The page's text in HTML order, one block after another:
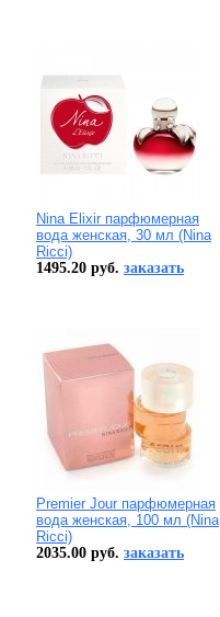
Nina Elixir парфюмерная
вода женская, 30 мл (Nina
Ricci)
1495.20 руб. заказать
Premier Jour парфюмерная
вода женская, 100 мл (Nina
Ricci)
2035.00 руб. заказать